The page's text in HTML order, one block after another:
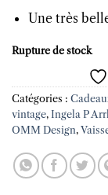
Une très
Rupture de stock
Catégories :
vintage, Ingela P
OMM Design,